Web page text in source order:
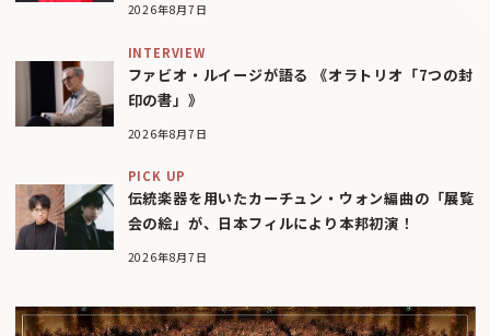
2026年8月7日
INTERVIEW
ファビオ・ルイージが語る 《オラトリオ「7つの封
印の書」》
2026年8月7日
PICK UP
伝統楽器を用いたカーチュン・ウォン編曲の「展覧
会の絵」が、日本フィルにより本邦初演！
2026年8月7日